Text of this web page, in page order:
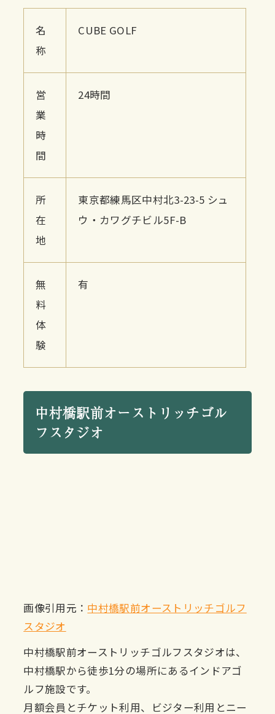
名
称
CUBE GOLF
営
業
時
間
24時間
所
在
地
東京都練馬区中村北3-23-5 シュ
ウ・カワグチビル5F-B
無
料
体
験
有
中村橋駅前オーストリッチゴル
フスタジオ
画像引用元： 中村橋駅前オーストリッチゴルフ
スタジオ
中村橋駅前オーストリッチゴルフスタジオは、
中村橋駅から徒歩1分の場所にあるインドアゴ
ルフ施設です。
月額会員とチケット利用、ビジター利用とニー